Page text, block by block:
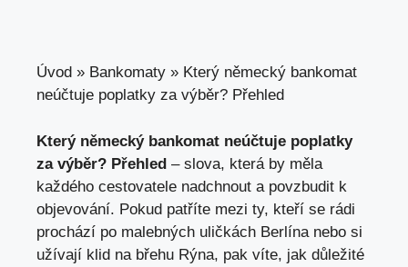
Úvod » Bankomaty » Který německý bankomat
neúčtuje poplatky za výběr? Přehled
Který německý bankomat neúčtuje poplatky
za výběr? Přehled – slova, která by měla
každého cestovatele nadchnout a povzbudit k
objevování. Pokud patříte mezi ty, kteří se rádi
prochází po malebných uličkách Berlína nebo si
užívají klid na břehu Rýna, pak víte, jak důležité